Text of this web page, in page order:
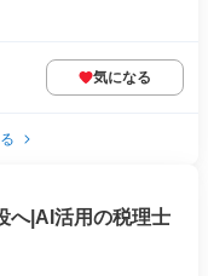
気になる
へ|AI活用の税理士